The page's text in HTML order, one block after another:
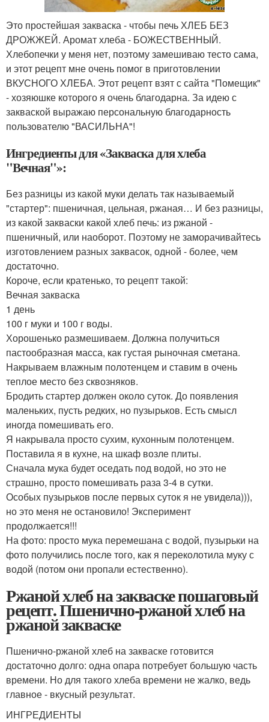
Это простейшая закваска - чтобы печь ХЛЕБ БЕЗ
ДРОЖЖЕЙ. Аромат хлеба - БОЖЕСТВЕННЫЙ.
Хлебопечки у меня нет, поэтому замешиваю тесто сама,
и этот рецепт мне очень помог в приготовлении
ВКУСНОГО ХЛЕБА. Этот рецепт взят с сайта "Помещик"
- хозяюшке которого я очень благодарна. За идею с
закваской выражаю персональную благодарность
пользователю "ВАСИЛЬНА"!
Ингредиенты для «Закваска для хлеба
"Вечная"»:
Без разницы из какой муки делать так называемый
"стартер": пшеничная, цельная, ржаная… И без разницы,
из какой закваски какой хлеб печь: из ржаной -
пшеничный, или наоборот. Поэтому не заморачивайтесь
изготовлением разных заквасок, одной - более, чем
достаточно.
Короче, если кратенько, то рецепт такой:
Вечная закваска
1 день
100 г муки и 100 г воды.
Хорошенько размешиваем. Должна получиться
пастообразная масса, как густая рыночная сметана.
Накрываем влажным полотенцем и ставим в очень
теплое место без сквозняков.
Бродить стартер должен около суток. До появления
маленьких, пусть редких, но пузырьков. Есть смысл
иногда помешивать его.
Я накрывала просто сухим, кухонным полотенцем.
Поставила я в кухне, на шкаф возле плиты.
Сначала мука будет оседать под водой, но это не
страшно, просто помешивать раза 3-4 в сутки.
Особых пузырьков после первых суток я не увидела))),
но это меня не остановило! Эксперимент
продолжается!!!
На фото: просто мука перемешана с водой, пузырьки на
фото получились после того, как я переколотила муку с
водой (потом они пропали естественно).
Ржаной хлеб на закваске пошаговый
рецепт. Пшенично-ржаной хлеб на
ржаной закваске
Пшенично-ржаной хлеб на закваске готовится
достаточно долго: одна опара потребует большую часть
времени. Но для такого хлеба времени не жалко, ведь
главное - вкусный результат.
ИНГРЕДИЕНТЫ